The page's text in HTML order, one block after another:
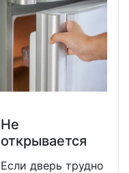
Не
открывается
Если дверь трудно